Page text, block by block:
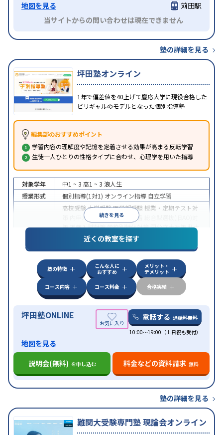
地図を見る
苅田駅
当サイトからの問い合わせは現在できません
塾の詳細を見る
坪田塾オンライン
1年で偏差値を40上げて慶応大学に現役合格した
ビリギャルのモデルとなった個別指導塾
編集部のおすすめポイント
学習内容の理解度や記憶を定着させる効果が高まる反転学習
生徒一人ひとりの性格タイプに合わせ、心理学を用いた指導
続きを見る
対象学年 中1 ~ 3 高1 ~ 3 浪人生
授業形式
個別指導(1対1) オンライン指導 自立学習
高校受験大学受験医学部受験 授業・定期テスト対
内申点対策学習習慣の定着
策推薦入試対策学校別特化対策国公立大対策私大
共通テスト対策英検(英語検定)対策
その
特徴
中高一貫校生に対応授業の振替可能 不登校生に対
学習にPC・タブレットを利用オンライン対応
科目から受講可能季節講習のみの受講可発達障害
の子どもに対応
近くの教室を探す
塾の特徴
こんな人に
おすすめ
メリット・
デメリット
コース内容
コース料金 合格実績
坪田塾ONLINE 電話する 通話料無料
10:00～19:00（土日祝も受付）
地図を見る
説明会(無料) を申し込む 料金などの資料請求 無料
塾の詳細を見る
難関大受験専門塾 現論会オンライン